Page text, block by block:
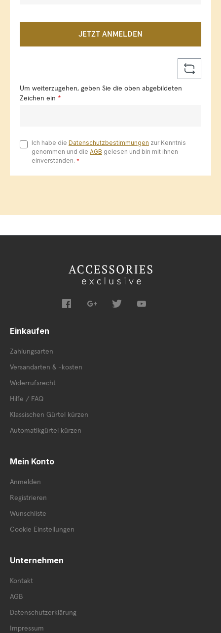
JETZT ANMELDEN
Um weiterzugehen, geben Sie die oben abgebildeten
Zeichen ein *
Ich habe die Datenschutzbestimmungen zur Kenntnis
genommen und die AGB gelesen und bin mit ihnen
einverstanden. *
Einkaufen
Zahlungsarten
Versandarten & -kosten
Widerrufsrecht
Hilfe / FAQ
Klassischen Gürtel kürzen
Automatikgürtel kürzen
Mein Konto
Anmelden
Registrieren
Wunschliste
Cookie Einstellungen
Unternehmen
Kontakt
AGB
Datenschutzerklärung
Impressum